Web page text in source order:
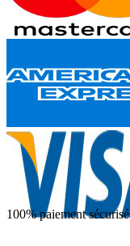
100% paiement sécurisé